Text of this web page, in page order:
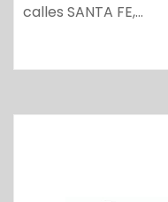
calles SANTA FE,…